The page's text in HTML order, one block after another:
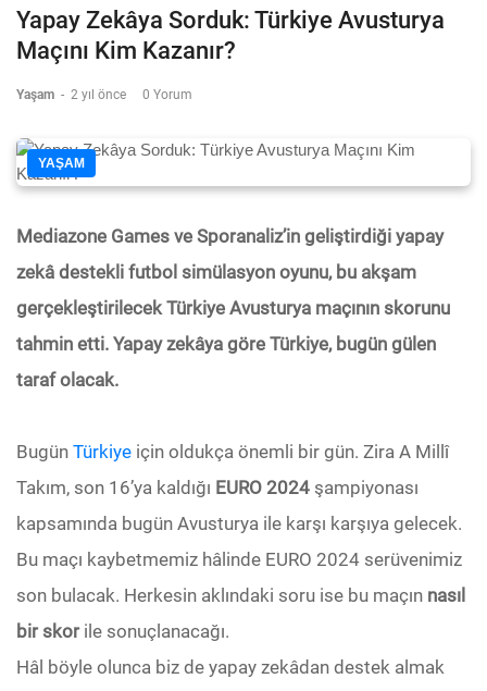
Yapay Zekâya Sorduk: Türkiye Avusturya
Maçını Kim Kazanır?
Yaşam - 2 yıl önce 0 Yorum
YAŞAM
Mediazone Games ve Sporanaliz’in geliştirdiği yapay
zekâ destekli futbol simülasyon oyunu, bu akşam
gerçekleştirilecek Türkiye Avusturya maçının skorunu
tahmin etti. Yapay zekâya göre Türkiye, bugün gülen
taraf olacak.
Bugün Türkiye için oldukça önemli bir gün. Zira A Millî
Takım, son 16’ya kaldığı EURO 2024 şampiyonası
kapsamında bugün Avusturya ile karşı karşıya gelecek.
Bu maçı kaybetmemiz hâlinde EURO 2024 serüvenimiz
son bulacak. Herkesin aklındaki soru ise bu maçın nasıl
bir skorile sonuçlanacağı.
Hâl böyle olunca biz de yapay zekâdan destek almak